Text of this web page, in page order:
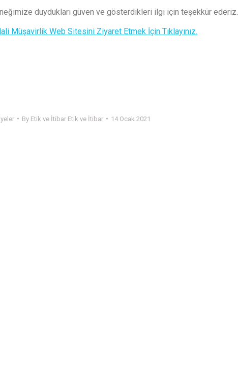
duydukları güven ve gösterdikleri ilgi için teşekkür ederiz.
Müşavirlik Web Sitesini Ziyaret Etmek İçin Tıklayınız.
By Etik ve İtibar Etik ve İtibar 14 Ocak 2021